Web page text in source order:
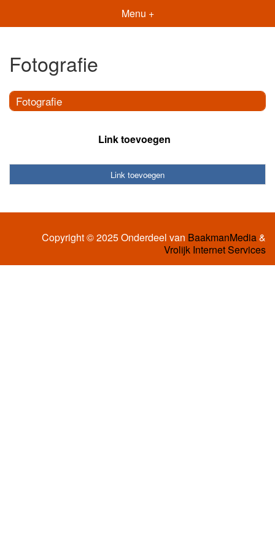
Menu +
Fotografie
Fotografie
Link toevoegen
Link toevoegen
Copyright © 2025 Onderdeel van BaakmanMedia&
Vrolijk Internet Services